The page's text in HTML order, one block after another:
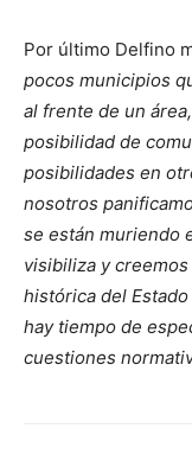
Por último Delfino
pocos municipios
al frente de un
posibilidad de
posibilidades en
nosotros
se están muriendo
visibiliza y
histórica del
hay tiempo de
cuestiones